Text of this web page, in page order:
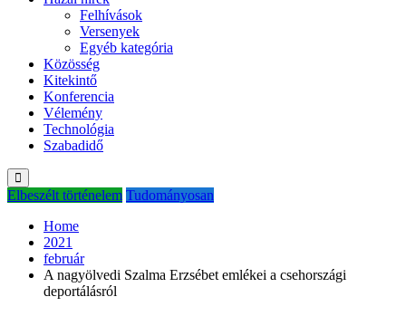
Felhívások
Versenyek
Egyéb kategória
Közösség
Kitekintő
Konferencia
Vélemény
Technológia
Szabadidő
Elbeszélt történelem Tudományosan
Home
2021
február
A nagyölvedi Szalma Erzsébet emlékei a csehországi
deportálásról